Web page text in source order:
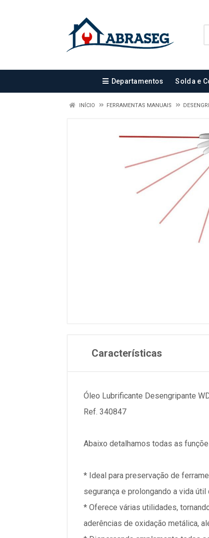
Departamentos Solda e
INÍCIO FERRAMENTAS MANUAIS
Características
Óleo Lubrificante Desengripante
Ref. 340847
Abaixo detalhamos todas as
* Ideal para preservação de
segurança e prolongando a vida
* Oferece várias utilidades,
aderências de oxidação metálica,